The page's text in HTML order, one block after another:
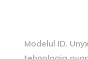
Modelul ID.